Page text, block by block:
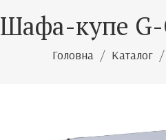
Шафа-купе G-
Головна Каталог